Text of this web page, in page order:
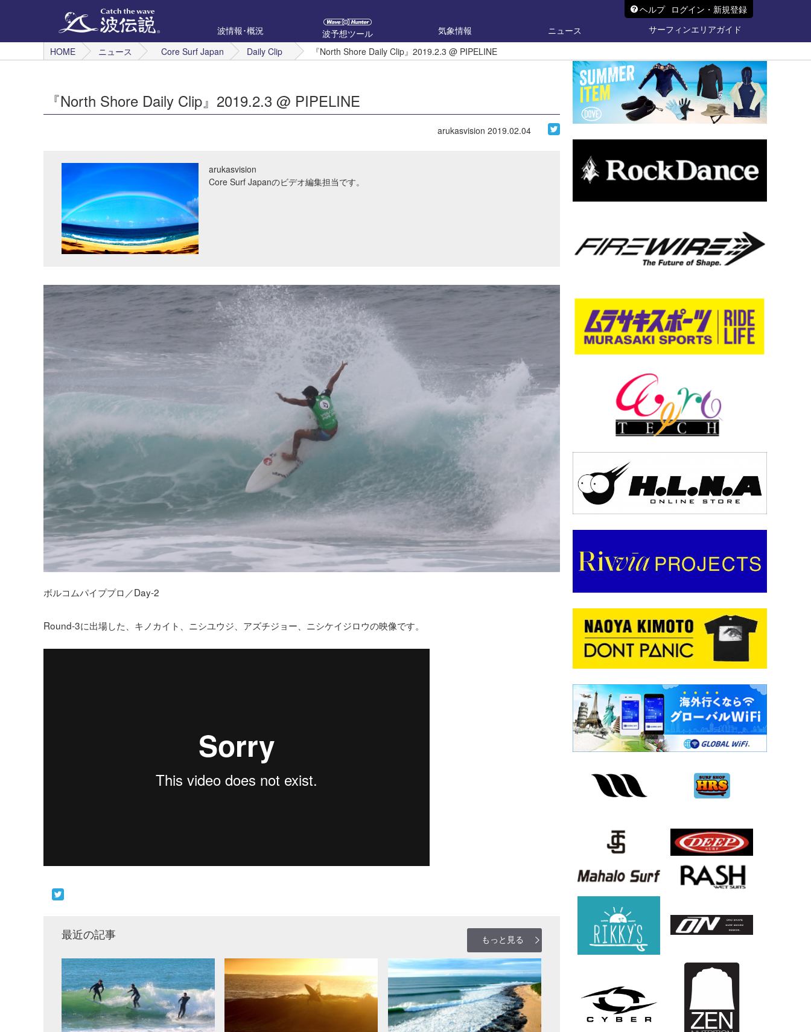
ヘルプ ログイン・新規登録
波情報･概況
波予想ツール 気象情報 ニュース
サーフィンエリアガイド
HOME
ニュース Core Surf Japan Daily Clip 『North Shore Daily Clip』2019.2.3 @ PIPELINE
『North Shore Daily Clip』2019.2.3 @ PIPELINE
arukasvision 2019.02.04
arukasvision
Core Surf Japanのビデオ編集担当です。
ボルコムパイププロ／Day-2
Round-3に出場した、キノカイト、ニシユウジ、アズチジョー、ニシケイジロウの映像です。
最近の記事 もっと見る